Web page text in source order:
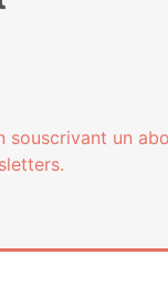
sous­cri­vant un